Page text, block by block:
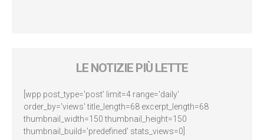
LE NOTIZIE PIÙ LETTE
[wpp post_type='post' limit=4 range='daily'
order_by='views' title_length=68 excerpt_length=68
thumbnail_width=150 thumbnail_height=150
thumbnail_build='predefined' stats_views=0]